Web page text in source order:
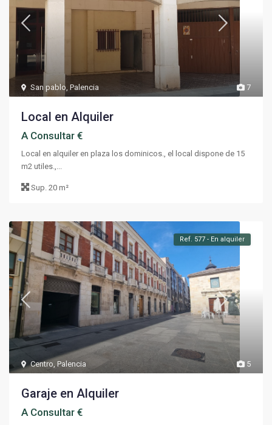
7
San pablo,Palencia
Local en Alquiler
A Consultar €
Local en alquiler en plaza los dominicos., el local dispone de 15
m2 utiles.,...
Sup.20 m²
5
Centro,Palencia
Ref. 577 - En alquiler
Garaje en Alquiler
A Consultar €